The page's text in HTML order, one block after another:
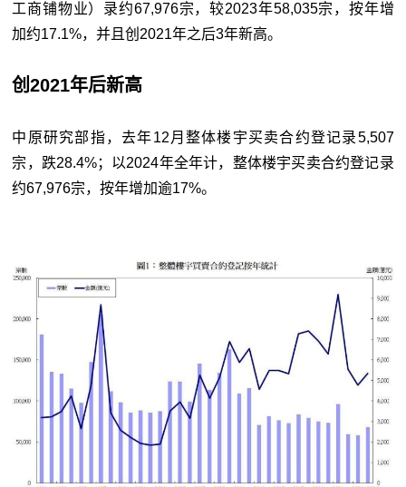
工商铺物业）录约67,976宗，较2023年58,035宗，按年增
加约17.1%，并且创 2021年之后3年新高。
创2021年后新高
中原研究部指，去年12月整体楼宇买卖合约登记录5,507
宗，跌28.4%；以2024年全年计，整体楼宇买卖合约登记录
约67,976宗，按年增加逾17%。